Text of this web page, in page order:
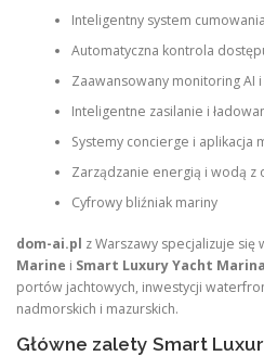
Inteligentny system
Automatyczna kontrola
Zaawansowany monitoring
Inteligentne zasilanie i
Systemy concierge i aplikacja
Zarządzanie energią i wodą z
Cyfrowy bliźniak mariny
dom-ai.pl z Warszawy specjalizuje
Marine i Smart Luxury Yacht
portów jachtowych, inwestycji
nadmorskich i mazurskich.
Główne zalety Smart